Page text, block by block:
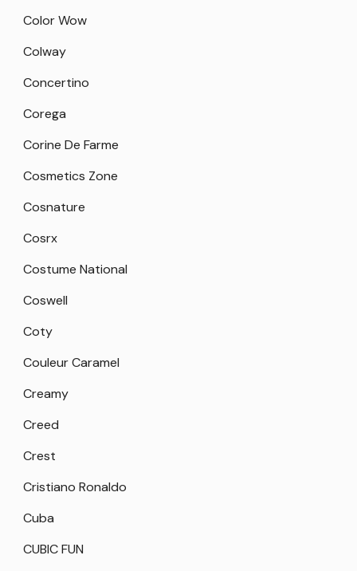
Color Wow
Colway
Concertino
Corega
Corine De Farme
Cosmetics Zone
Cosnature
Cosrx
Costume National
Coswell
Coty
Couleur Caramel
Creamy
Creed
Crest
Cristiano Ronaldo
Cuba
CUBIC FUN